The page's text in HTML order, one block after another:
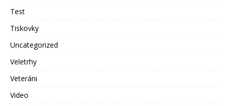
Test
Tiskovky
Uncategorized
Veletrhy
Veteráni
Video